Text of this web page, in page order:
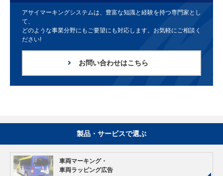
アサイマーキングシステムは、豊富な知識と経験を持つ専門家とし
て、
どのような事業分野にもご要望にも対応します。お気軽にご相談く
ださい!
お問い合わせはこちら
製品・サービスで選ぶ
車両マーキング・
車両ラッピング広告